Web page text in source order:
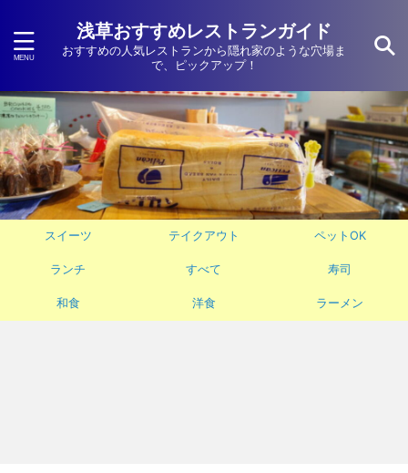
浅草おすすめレストランガイド
おすすめの人気レストランから隠れ家のような穴場ま
で、ピックアップ！
スイーツ テイクアウト ペットOK
ランチ すべて 寿司
和食 洋食 ラーメン